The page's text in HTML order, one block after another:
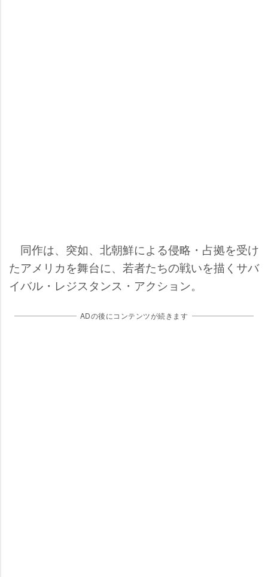
同作は、突如、北朝鮮による侵略・占拠を受け
たアメリカを舞台に、若者たちの戦いを描くサバ
イバル・レジスタンス・アクション。
ADの後にコンテンツが続きます